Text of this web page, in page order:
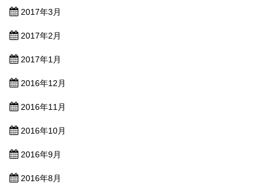
2017年3月
2017年2月
2017年1月
2016年12月
2016年11月
2016年10月
2016年9月
2016年8月